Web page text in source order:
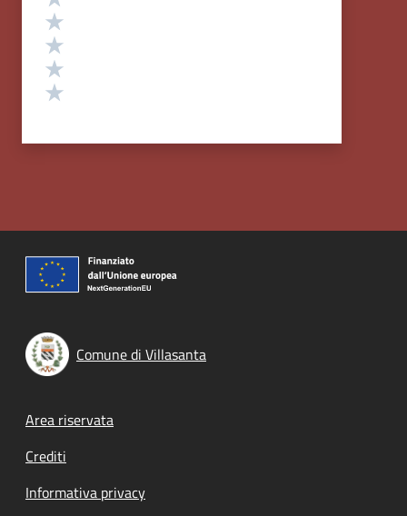
Comune di Villasanta
Footer menu
Area riservata
Crediti
Informativa privacy